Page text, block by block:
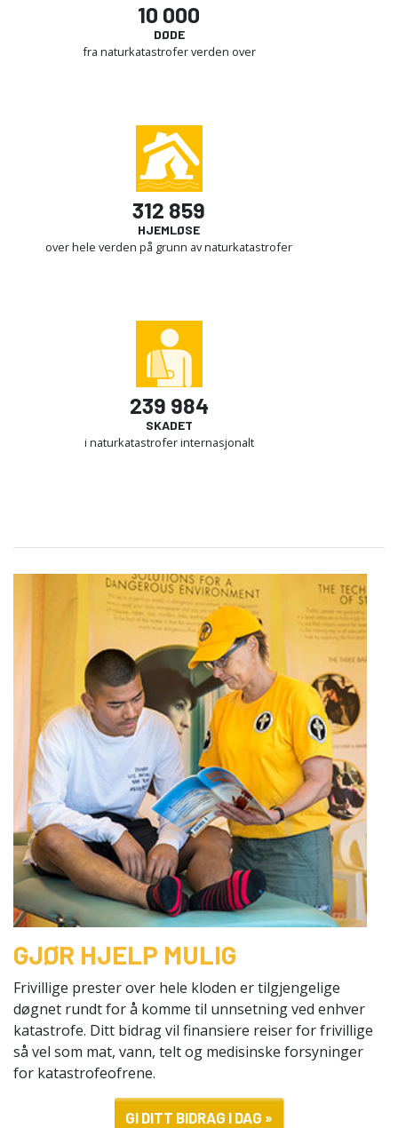
10 000
DØDE
fra naturkatastrofer verden over
312 859
HJEMLØSE
over hele verden på grunn av naturkatastrofer
239 984
SKADET
i naturkatastrofer internasjonalt
GJØR HJELP MULIG
Frivillige prester over hele kloden er tilgjengelige
døgnet rundt for å komme til unnsetning ved enhver
katastrofe. Ditt bidrag vil finansiere reiser for frivillige
så vel som mat, vann, telt og medisinske forsyninger
for katastrofeofrene.
GI DITT BIDRAG I DAG »